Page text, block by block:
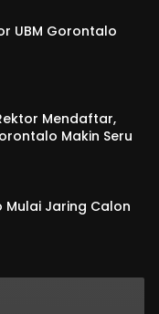
UBM Gorontalo
Mendaftar,
Makin Seru
Mulai Jaring Calon